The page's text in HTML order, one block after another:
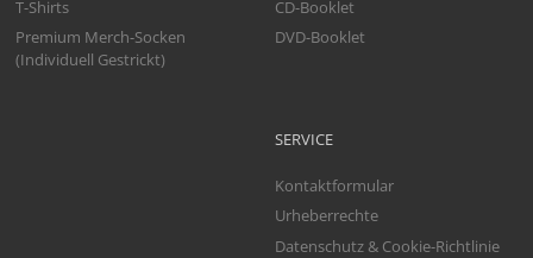
T-Shirts
Premium Merch-Socken
(Individuell Gestrickt)
CD-Booklet
DVD-Booklet
SERVICE
Kontaktformular
Urheberrechte
Datenschutz & Cookie-Richtlinie